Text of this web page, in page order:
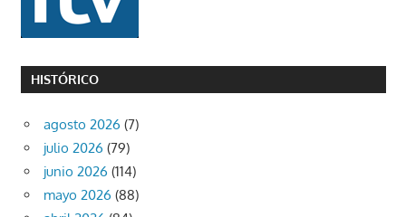
HISTÓRICO
agosto 2026 (7)
julio 2026 (79)
junio 2026 (114)
mayo 2026 (88)